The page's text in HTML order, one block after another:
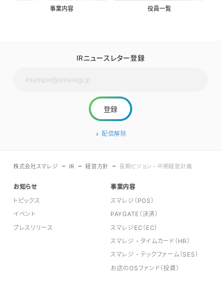
事業内容 役員一覧
IRニュースレター登録
配信解除
株式会社スマレジ IR 経営方針 長期ビジョン・中期経営計画
お知らせ
トピックス
イベント
プレスリリース
事業内容
スマレジ（POS）
PAYGATE（決済）
スマレジEC（EC）
スマレジ・タイムカード（HR）
スマレジ・テックファーム（SES）
お店のOSファンド（投資）